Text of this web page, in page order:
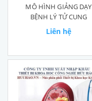
MÔ HÌNH GIẢNG DẠY
BỆNH LÝ TỬ CUNG
Liên hệ